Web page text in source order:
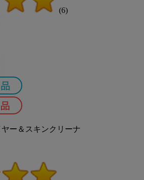
(6)
ー＆スキンクリーナ